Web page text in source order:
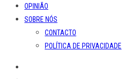
OPINIÃO
SOBRE NÓS
CONTACTO
POLÍTICA DE PRIVACIDADE